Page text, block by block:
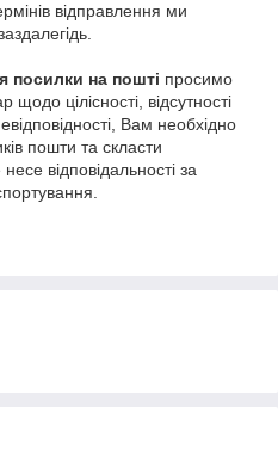
відправлення ми
посилки на пошті просимо
цілісності, відсутності
Вам необхідно
пошти та скласти
відповідальності за